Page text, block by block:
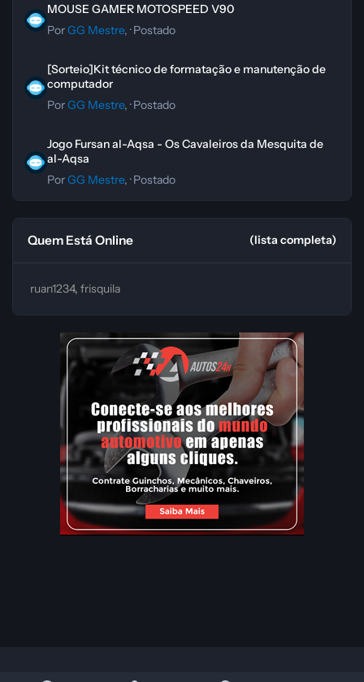
MOUSE GAMER MOTOSPEED V90
PorGG Mestre, ·Postado
[Sorteio]Kit técnico de formatação e manutenção de
computador
PorGG Mestre, ·Postado
Jogo Fursan al-Aqsa - Os Cavaleiros da Mesquita de
al-Aqsa
PorGG Mestre, ·Postado
Quem Está Online (lista completa)
ruan1234 frisquila